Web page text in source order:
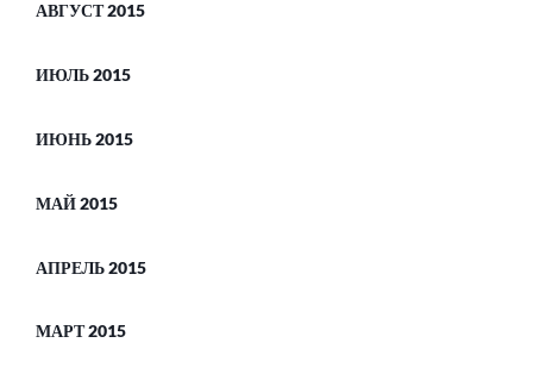
АВГУСТ 2015
ИЮЛЬ 2015
ИЮНЬ 2015
МАЙ 2015
АПРЕЛЬ 2015
МАРТ 2015